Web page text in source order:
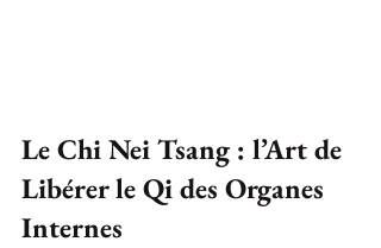
Le Chi Nei Tsang : l’Art de
Libérer le Qi des Organes
Internes